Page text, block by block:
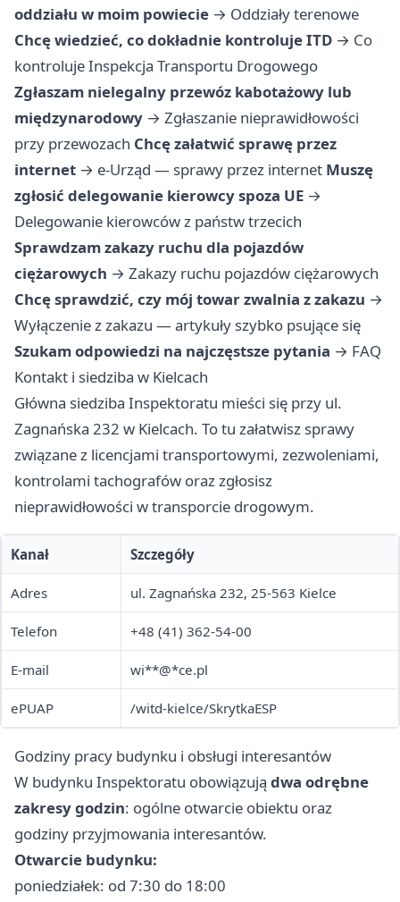
oddziału w moim powiecie → Oddziały terenowe
Chcę wiedzieć, co dokładnie kontroluje ITD → Co
kontroluje Inspekcja Transportu Drogowego
Zgłaszam nielegalny przewóz kabotażowy lub
międzynarodowy → Zgłaszanie nieprawidłowości
przy przewozach Chcę załatwić sprawę przez
internet → e-Urząd — sprawy przez internet Muszę
zgłosić delegowanie kierowcy spoza UE →
Delegowanie kierowców z państw trzecich
Sprawdzam zakazy ruchu dla pojazdów
ciężarowych → Zakazy ruchu pojazdów ciężarowych
Chcę sprawdzić, czy mój towar zwalnia z zakazu →
Wyłączenie z zakazu — artykuły szybko psujące się
Szukam odpowiedzi na najczęstsze pytania → FAQ
Kontakt i siedziba w Kielcach
Główna siedziba Inspektoratu mieści się przy ul.
Zagnańska 232 w Kielcach. To tu załatwisz sprawy
związane z licencjami transportowymi, zezwoleniami,
kontrolami tachografów oraz zgłosisz
nieprawidłowości w transporcie drogowym.
Kanał Szczegóły
Adres ul. Zagnańska 232, 25-563 Kielce
Telefon +48 (41) 362-54-00
E-mail wi**@*ce.pl
ePUAP /witd-kielce/SkrytkaESP
Godziny pracy budynku i obsługi interesantów
W budynku Inspektoratu obowiązują dwa odrębne
zakresy godzin: ogólne otwarcie obiektu oraz
godziny przyjmowania interesantów.
Otwarcie budynku:
poniedziałek: od 7:30 do 18:00